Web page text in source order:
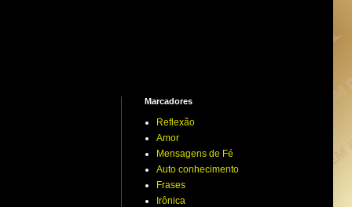
Marcadores
Reflexão
Amor
Mensagens de Fé
Auto conhecimento
Frases
Irônica